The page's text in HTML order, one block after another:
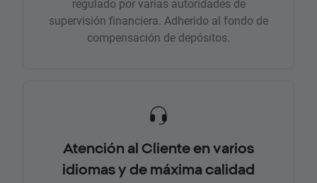
regulado por varias autoridades de
supervisión financiera. Adherido al fondo de
compensación de depósitos.
Atención al Cliente en varios
idiomas y de máxima calidad